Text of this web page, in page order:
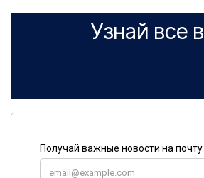
Узнай все в